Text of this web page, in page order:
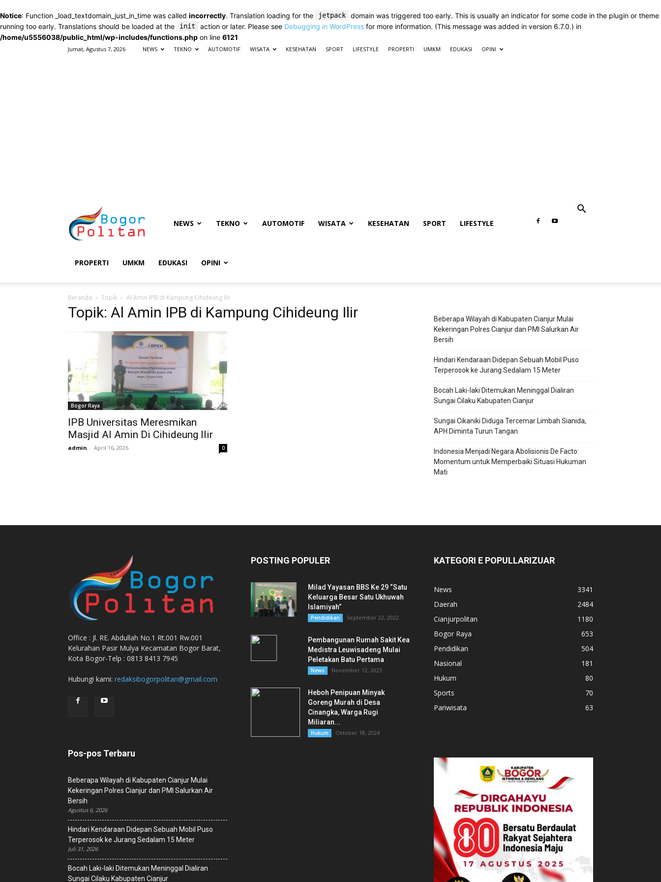
Notice: Function _load_textdomain_just_in_time was called incorrectly. Translation loading for the jetpack
domain was triggered too early. This is usually an indicator for some code in the plugin or theme
running too early. Translations should be loaded at the
init action or later. Please see Debugging in WordPress for more information. (This message was added in version 6.7.0.) in
/home/u5556038/public_html/wp-includes/functions.php on line 6121
Jumat, Agustus 7, 2026 NEWS TEKNO AUTOMOTIF WISATA KESEHATAN SPORT LIFESTYLE PROPERTI UMKM EDUKASI OPINI
Bogorpolitan
NEWS TEKNO AUTOMOTIF WISATA KESEHATAN SPORT LIFESTYLE
PROPERTI UMKM EDUKASI OPINI
Beranda Topik Al Amin IPB di Kampung Cihideung Ilir
Topik: Al Amin IPB di Kampung Cihideung Ilir
Bogor Raya
IPB Universitas Meresmikan
Masjid Al Amin Di Cihideung Ilir ‎
admin - April 16, 2026 0
Beberapa Wilayah di Kabupaten Cianjur Mulai
Kekeringan Polres Cianjur dan PMI Salurkan Air
Bersih
Hindari Kendaraan Didepan Sebuah Mobil Puso
Terperosok ke Jurang Sedalam 15 Meter
Bocah Laki-laki Ditemukan Meninggal Dialiran
Sungai Cilaku Kabupaten Cianjur
Sungai Cikaniki Diduga Tercemar Limbah Sianida,
APH Diminta Turun Tangan
‎Indonesia Menjadi Negara Abolisionis De Facto:
Momentum untuk Memperbaiki Situasi Hukuman
Mati
Office : Jl. RE. Abdullah No.1 Rt.001 Rw.001
Kelurahan Pasir Mulya Kecamatan Bogor Barat,
Kota Bogor-Telp : 0813 8413 7945
Hubungi kami: redaksibogorpolitan@gmail.com
Pos-pos Terbaru
Beberapa Wilayah di Kabupaten Cianjur Mulai
Kekeringan Polres Cianjur dan PMI Salurkan Air
Bersih
Agustus 6, 2026
Hindari Kendaraan Didepan Sebuah Mobil Puso
Terperosok ke Jurang Sedalam 15 Meter
Juli 31, 2026
Bocah Laki-laki Ditemukan Meninggal Dialiran
Sungai Cilaku Kabupaten Cianjur
POSTING POPULER
Milad Yayasan BBS Ke 29 “Satu
Keluarga Besar Satu Ukhuwah
Islamiyah”
Pendidikan September 22, 2022
Pembangunan Rumah Sakit Kea
Medistra Leuwisadeng Mulai
Peletakan Batu Pertama
News November 12, 2023
Heboh Penipuan Minyak
Goreng Murah di Desa
Cinangka, Warga Rugi
Miliaran...
Hukum Oktober 18, 2024
KATEGORI E POPULLARIZUAR
News
3341
Daerah
2484
Cianjurpolitan
1180
Bogor Raya
653
Pendidikan
504
Nasional
181
Hukum
80
Sports
70
Pariwisata
63